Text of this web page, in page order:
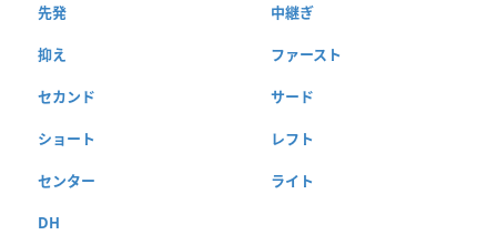
先発 中継ぎ
抑え ファースト
セカンド サード
ショート レフト
センター ライト
DH